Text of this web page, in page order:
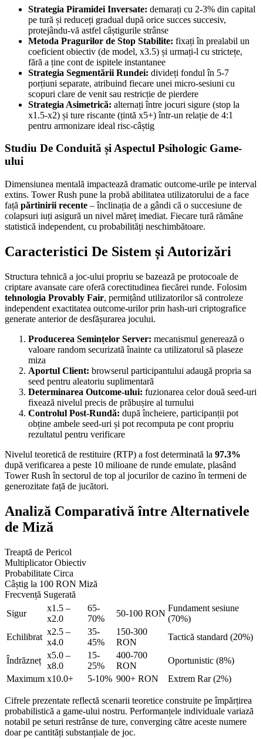
Strategia Piramidei Inversate: demarați cu 2-3% din capital
pe tură și reduceți gradual după orice succes succesiv,
protejându-vă astfel câștigurile strânse
Metoda Pragurilor de Stop Stabilite: fixați în prealabil un
coeficient obiectiv (de model, x3.5) și urmați-l cu strictețe,
fără a ține cont de ispitele instantanee
Strategia Segmentării Rundei: divideți fondul în 5-7
porțiuni separate, atribuind fiecare unei micro-sesiuni cu
scopuri clare de venit sau restricție de pierdere
Strategia Asimetrică: alternați între jocuri sigure (stop la
x1.5-x2) și ture riscante (țintă x5+) într-un relație de 4:1
pentru armonizare ideal risc-câștig
Studiu De Conduită și Aspectul Psihologic Game-
ului
Dimensiunea mentală impactează dramatic outcome-urile pe interval
extins. Tower Rush pune la probă abilitatea utilizatorului de a face
față părtinirii recente – înclinația de a gândi că o succesiune de
colapsuri iuți asigură un nivel măreț imediat. Fiecare tură rămâne
statistică independent, cu probabilități neschimbătoare.
Caracteristici De Sistem și Autorizări
Structura tehnică a joc-ului propriu se bazează pe protocoale de
criptare avansate care oferă corectitudinea fiecărei runde. Folosim
tehnologia Provably Fair, permițând utilizatorilor să controleze
independent exactitatea outcome-urilor prin hash-uri criptografice
generate anterior de desfășurarea jocului.
Producerea Semințelor Server: mecanismul generează o
valoare random securizată înainte ca utilizatorul să plaseze
miza
Aportul Client: browserul participantului adaugă propria sa
seed pentru aleatoriu suplimentară
Determinarea Outcome-ului: fuzionarea celor două seed-uri
fixează nivelul precis de prăbușire al turnului
Controlul Post-Rundă: după încheiere, participanții pot
obține ambele seed-uri și pot recomputa pe cont propriu
rezultatul pentru verificare
Nivelul teoretică de restituire (RTP) a fost determinată la 97.3%
după verificarea a peste 10 milioane de runde emulate, plasând
Tower Rush în sectorul de top al jocurilor de cazino în termeni de
generozitate față de jucători.
Analiză Comparativă între Alternativele
de Miză
Treaptă de Pericol
Multiplicator Obiectiv
Probabilitate Circa
Câștig la 100 RON Miză
Frecvență Sugerată
Sigur
x1.5 –
x2.0
65-
70%
50-100 RON
Fundament sesiune
(70%)
Echilibrat
x2.5 –
x4.0
35-
45%
150-300
RON
Tactică standard (20%)
Îndrăzneț
x5.0 –
x8.0
15-
25%
400-700
RON
Oportunistic (8%)
Maximum x10.0+ 5-10% 900+ RON Extrem Rar (2%)
Cifrele prezentate reflectă scenarii teoretice construite pe împărțirea
probabilistică a game-ului nostru. Performanțele individuale variază
notabil pe seturi restrânse de ture, converging către aceste numere
doar pe cantități substanțiale de joc.